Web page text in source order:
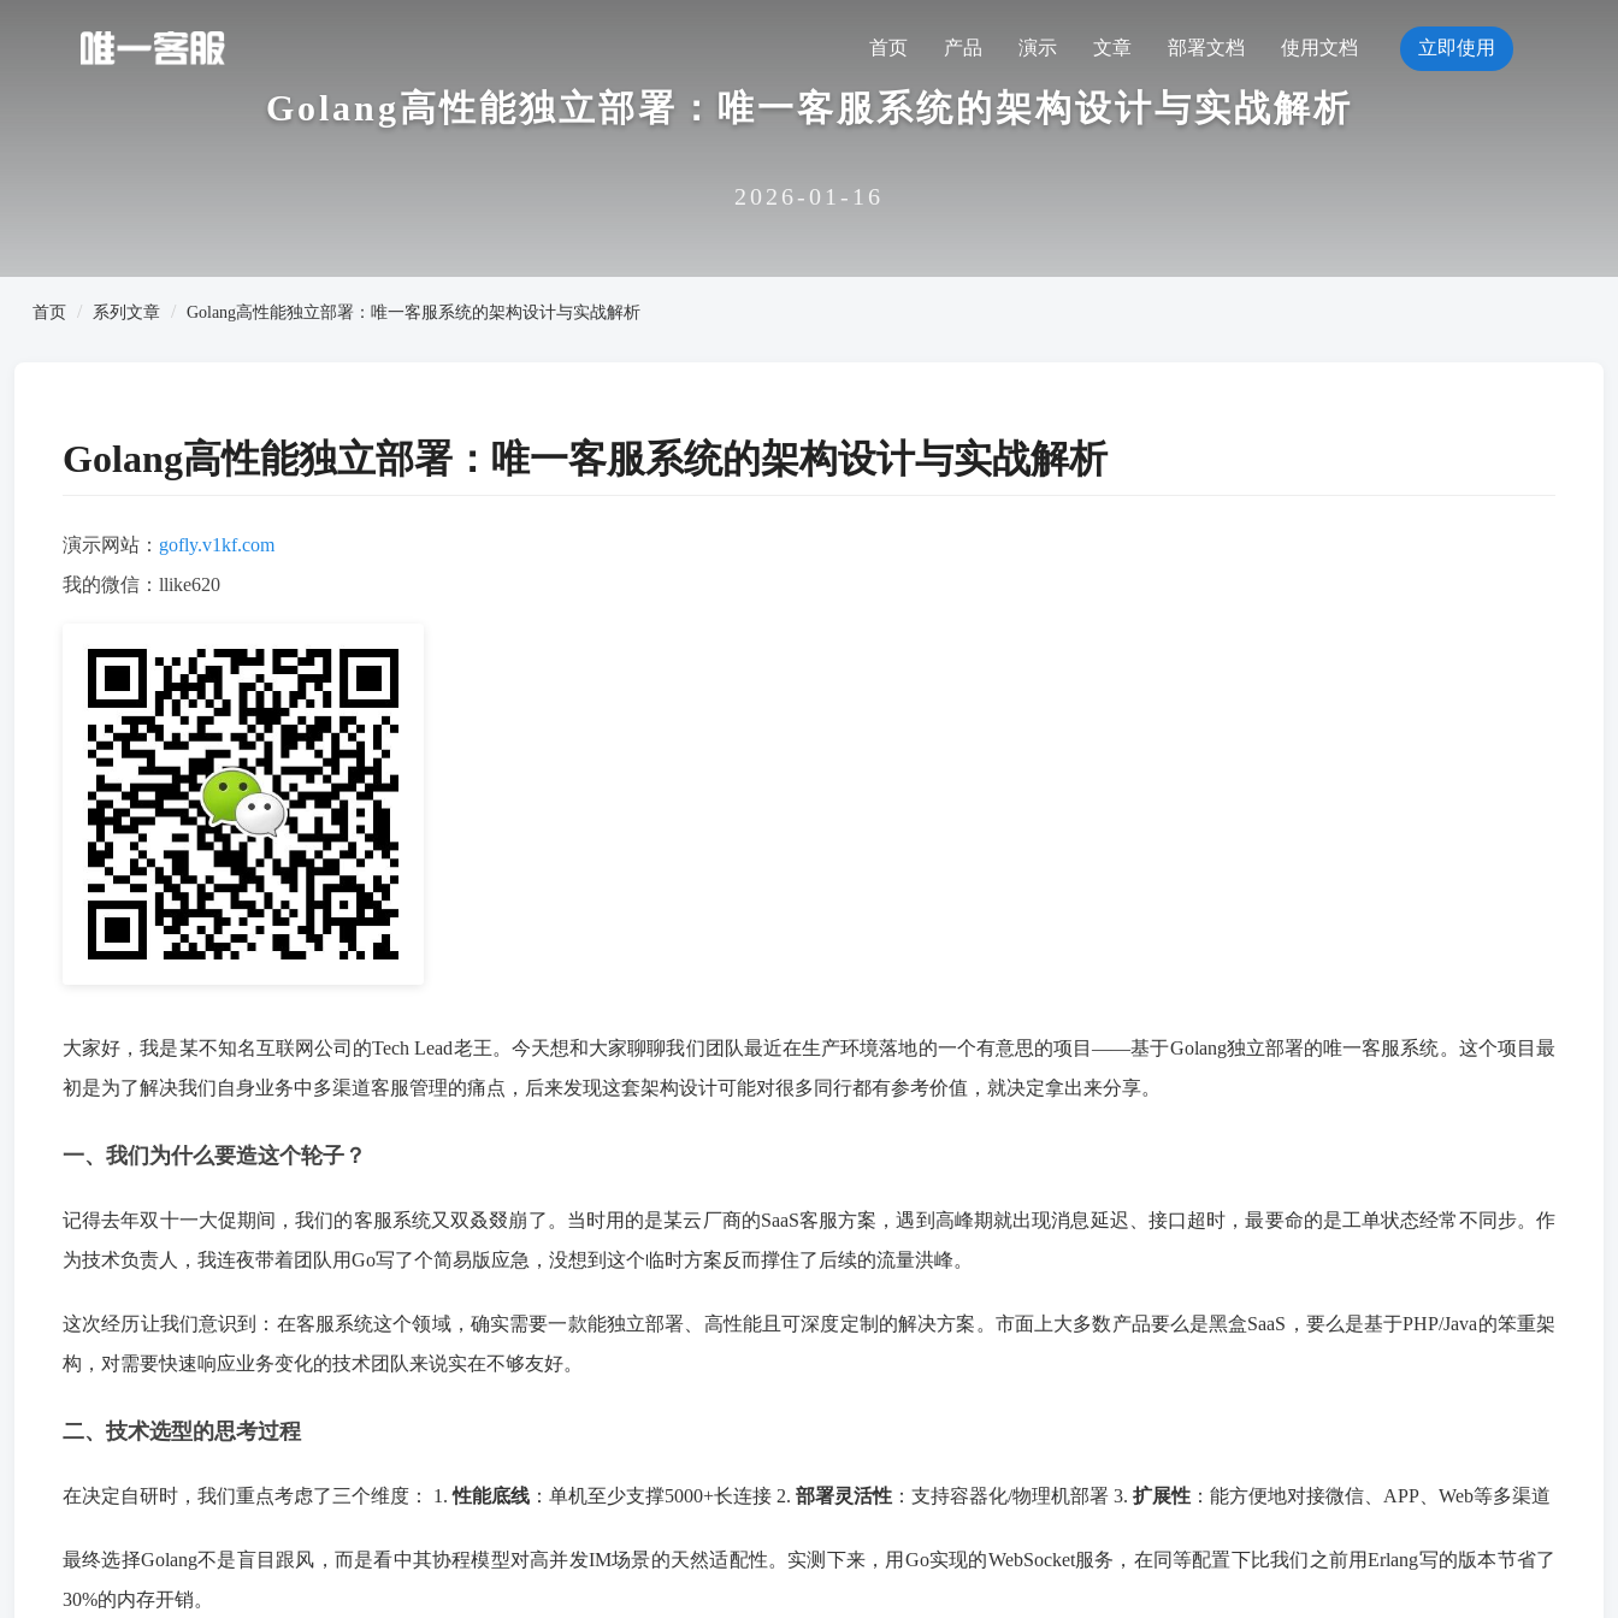
首页 产品 演示 文章 部署文档 使用文档 立即使用
Golang高性能独立部署：唯一客服系统的架构设计与实战解析
2026-01-16
首页 系列文章 Golang高性能独立部署：唯一客服系统的架构设计与实战解析
Golang高性能独立部署：唯一客服系统的架构设计与实战解析
演示网站： gofly.v1kf.com
我的微信：llike620
大家好，我是某不知名互联网公司的Tech Lead老王。今天想和大家聊聊我们团队最近在生产环境落地的一个有意思的项目——基于Golang独立部署的唯一客服系统。这个项目最
初是为了解决我们自身业务中多渠道客服管理的痛点，后来发现这套架构设计可能对很多同行都有参考价值，就决定拿出来分享。
一、我们为什么要造这个轮子？
记得去年双十一大促期间，我们的客服系统又双叒叕崩了。当时用的是某云厂商的SaaS客服方案，遇到高峰期就出现消息延迟、接口超时，最要命的是工单状态经常不同步。作
为技术负责人，我连夜带着团队用Go写了个简易版应急，没想到这个临时方案反而撑住了后续的流量洪峰。
这次经历让我们意识到：在客服系统这个领域，确实需要一款能独立部署、高性能且可深度定制的解决方案。市面上大多数产品要么是黑盒SaaS，要么是基于PHP/Java的笨重架
构，对需要快速响应业务变化的技术团队来说实在不够友好。
二、技术选型的思考过程
在决定自研时，我们重点考虑了三个维度： 1.性能底线 ：单机至少支撑5000+长连接 2. 部署灵活性 ：支持容器化/物理机部署 3. 扩展性 ：能方便地对接微信、APP、Web等多渠道
最终选择Golang不是盲目跟风，而是看中其协程模型对高并发IM场景的天然适配性。实测下来，用Go实现的WebSocket服务，在同等配置下比我们之前用Erlang写的版本节省了
30%的内存开销。